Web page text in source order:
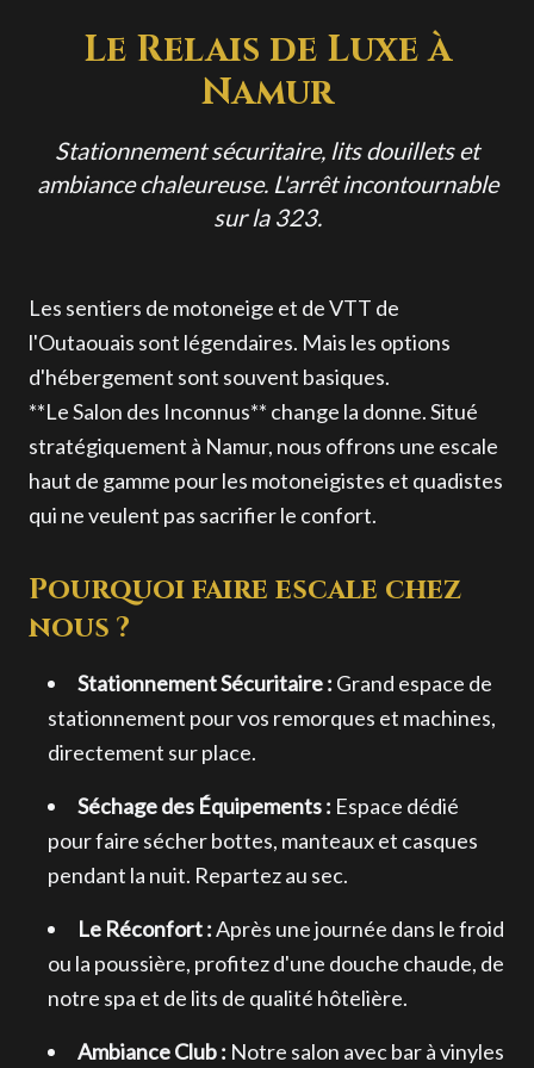
Le Relais de Luxe à
Namur
Stationnement sécuritaire, lits douillets et
ambiance chaleureuse. L'arrêt incontournable
sur la 323.
Les sentiers de motoneige et de VTT de
l'Outaouais sont légendaires. Mais les options
d'hébergement sont souvent basiques.
**Le Salon des Inconnus** change la donne. Situé
stratégiquement à Namur, nous offrons une escale
haut de gamme pour les motoneigistes et quadistes
qui ne veulent pas sacrifier le confort.
Pourquoi faire escale chez
nous ?
Stationnement Sécuritaire : Grand espace de
stationnement pour vos remorques et machines,
directement sur place.
Séchage des Équipements : Espace dédié
pour faire sécher bottes, manteaux et casques
pendant la nuit. Repartez au sec.
Le Réconfort :Après une journée dans le froid
ou la poussière, profitez d'une douche chaude, de
notre spa et de lits de qualité hôtelière.
Ambiance Club : Notre salon avec bar à vinyles